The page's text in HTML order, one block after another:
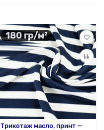
180 гр/м²
Трикотаж масло, принт —